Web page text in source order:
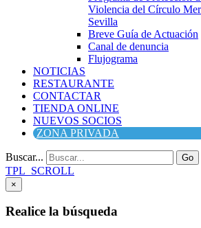
Violencia del Círculo
Sevilla
Breve Guía de Actuación
Canal de denuncia
Flujograma
NOTICIAS
RESTAURANTE
CONTACTAR
TIENDA ONLINE
NUEVOS SOCIOS
ZONA PRIVADA
Buscar... Go
TPL_SCROLL
×
Realice la búsqueda